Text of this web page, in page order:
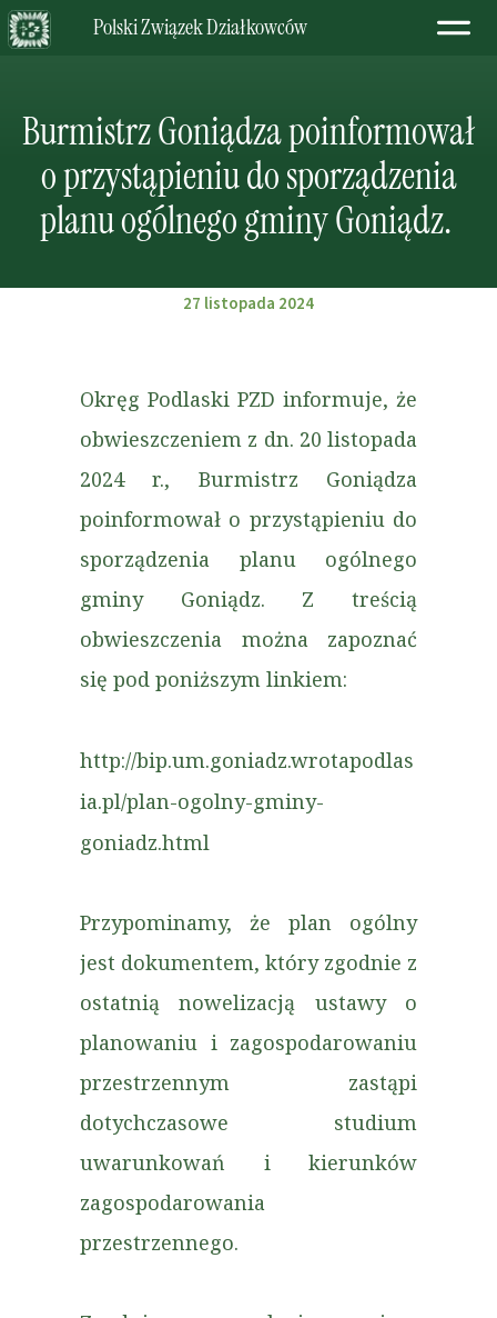
Polski Związek Działkowców
Burmistrz Goniądza poinformował
o przystąpieniu do sporządzenia
planu ogólnego gminy Goniądz.
27 listopada 2024
Okręg Podlaski PZD informuje, że
obwieszczeniem z dn. 20 listopada
2024 r., Burmistrz Goniądza
poinformował o przystąpieniu do
sporządzenia planu ogólnego
gminy Goniądz. Z treścią
obwieszczenia można zapoznać
się pod poniższym linkiem:
http://bip.um.goniadz.wrotapodlas
ia.pl/plan-ogolny-gminy-
goniadz.html
Przypominamy, że plan ogólny
jest dokumentem, który zgodnie z
ostatnią nowelizacją ustawy o
planowaniu i zagospodarowaniu
przestrzennym zastąpi
dotychczasowe studium
uwarunkowań i kierunków
zagospodarowania
przestrzennego.